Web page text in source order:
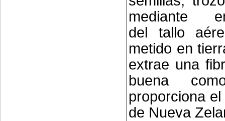
mediante
del tallo
metido en
extrae una
buena
proporciona
de Nueva